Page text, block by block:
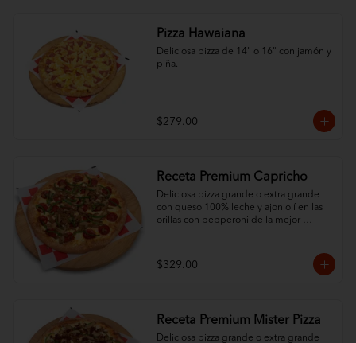
Pizza Hawaiana
Deliciosa pizza de 14" o 16" con jamón y
piña.
$279.00
Receta Premium Capricho
Deliciosa pizza grande o extra grande
con queso 100% leche y ajonjolí en las
orillas con pepperoni de la mejor
$329.00
Receta Premium Mister Pizza
Deliciosa pizza grande o extra grande